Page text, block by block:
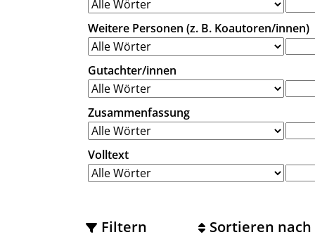
Weitere Personen (z. B. Koautoren/innen)
Gutachter/innen
Zusammenfassung
Volltext
Filtern Sortieren nach